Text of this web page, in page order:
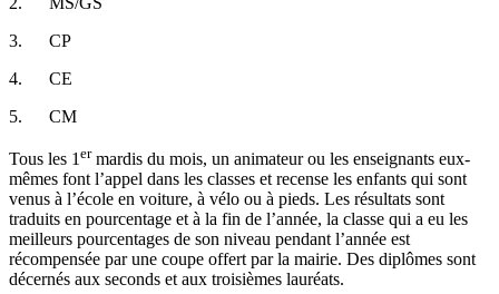
3. CP
4. CE
5. CM
Tous les 1 ermardis du mois, un animateur ou les enseignants eux-
mêmes font l’appel dans les classes et recense les enfants qui sont
venus à l’école en voiture, à vélo ou à pieds. Les résultats sont
traduits en pourcentage et à la fin de l’année, la classe qui a eu les
meilleurs pourcentages de son niveau pendant l’année est
récompensée par une coupe offert par la mairie. Des diplômes sont
décernés aux seconds et aux troisièmes lauréats.